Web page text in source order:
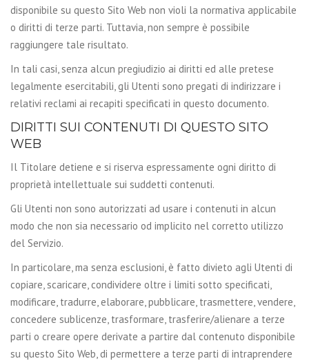
disponibile su questo Sito Web non violi la normativa applicabile
o diritti di terze parti. Tuttavia, non sempre è possibile
raggiungere tale risultato.
In tali casi, senza alcun pregiudizio ai diritti ed alle pretese
legalmente esercitabili, gli Utenti sono pregati di indirizzare i
relativi reclami ai recapiti specificati in questo documento.
DIRITTI SUI CONTENUTI DI QUESTO SITO
WEB
Il Titolare detiene e si riserva espressamente ogni diritto di
proprietà intellettuale sui suddetti contenuti.
Gli Utenti non sono autorizzati ad usare i contenuti in alcun
modo che non sia necessario od implicito nel corretto utilizzo
del Servizio.
In particolare, ma senza esclusioni, è fatto divieto agli Utenti di
copiare, scaricare, condividere oltre i limiti sotto specificati,
modificare, tradurre, elaborare, pubblicare, trasmettere, vendere,
concedere sublicenze, trasformare, trasferire/alienare a terze
parti o creare opere derivate a partire dal contenuto disponibile
su questo Sito Web, di permettere a terze parti di intraprendere